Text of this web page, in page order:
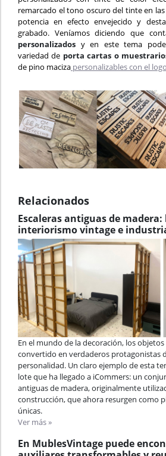
remarcado el tono oscuro del tinte en
potencia en efecto envejecido y
grabado. Veníamos diciendo que
personalizados y en este tema
variedad de porta cartas o
de pino maciza personalizables con el
Relacionados
Escaleras antiguas de
interiorismo vintage e
En el mundo de la decoración, los
convertido en verdaderos protagonistas
personalidad. Un claro ejemplo de esta
lote que ha llegado a iCommers: un
antiguas de madera, originalmente
construcción, que ahora resurgen como
únicas.
Ver más »
En MublesVintage puede